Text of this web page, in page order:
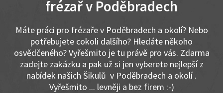
frézař v Poděbradech
Máte práci pro frézaře v Poděbradech a okolí? Nebo
potřebujete cokoli dalšího? Hledáte někoho
osvědčeného? Vyřešmito je tu právě pro vás. Zdarma
zadejte zakázku a pak už si jen vyberete nejlepší z
nabídek našich Šikulů v Poděbradech a okolí .
Vyřešmito ... levněji a bez firem :-)